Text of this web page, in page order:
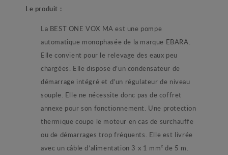
Le produit :
La BEST ONE VOX MA est une pompe
automatique monophasée de la marque EBARA.
Elle convient pour le relevage des eaux peu
chargées. Elle dispose d’un condensateur de
démarrage intégré et d'un régulateur de niveau
souple. Elle ne nécessite donc pas de coffret
annexe pour son fonctionnement. Une protection
thermique coupe le moteur en cas de surchauffe
ou de démarrages trop fréquents. Elle est livrée
avec un câble d’alimentation 3 x 1 mm² de 5 m.